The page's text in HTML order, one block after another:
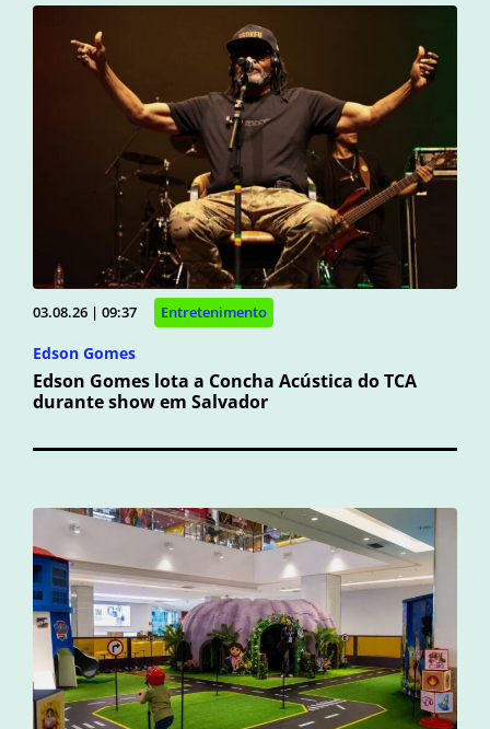
03.08.26 | 09:37 Entretenimento
Edson Gomes
Edson Gomes lota a Concha Acústica do TCA
durante show em Salvador